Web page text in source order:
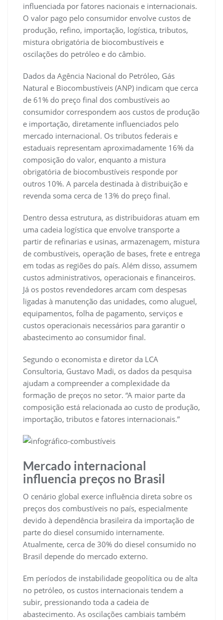
influenciada por fatores nacionais e internacionais.
O valor pago pelo consumidor envolve custos de
produção, refino, importação, logística, tributos,
mistura obrigatória de biocombustíveis e
oscilações do petróleo e do câmbio.
Dados da Agência Nacional do Petróleo, Gás
Natural e Biocombustíveis (ANP) indicam que cerca
de 61% do preço final dos combustíveis ao
consumidor correspondem aos custos de produção
e importação, diretamente influenciados pelo
mercado internacional. Os tributos federais e
estaduais representam aproximadamente 16% da
composição do valor, enquanto a mistura
obrigatória de biocombustíveis responde por
outros 10%. A parcela destinada à distribuição e
revenda soma cerca de 13% do preço final.
Dentro dessa estrutura, as distribuidoras atuam em
uma cadeia logística que envolve transporte a
partir de refinarias e usinas, armazenagem, mistura
de combustíveis, operação de bases, frete e entrega
em todas as regiões do país. Além disso, assumem
custos administrativos, operacionais e financeiros.
Já os postos revendedores arcam com despesas
ligadas à manutenção das unidades, como aluguel,
equipamentos, folha de pagamento, serviços e
custos operacionais necessários para garantir o
abastecimento ao consumidor final.
Segundo o economista e diretor da LCA
Consultoria, Gustavo Madi, os dados da pesquisa
ajudam a compreender a complexidade da
formação de preços no setor. “A maior parte da
composição está relacionada ao custo de produção,
importação, tributos e fatores internacionais.”
Mercado internacional
influencia preços no Brasil
O cenário global exerce influência direta sobre os
preços dos combustíveis no país, especialmente
devido à dependência brasileira da importação de
parte do diesel consumido internamente.
Atualmente, cerca de 30% do diesel consumido no
Brasil depende do mercado externo.
Em períodos de instabilidade geopolítica ou de alta
no petróleo, os custos internacionais tendem a
subir, pressionando toda a cadeia de
abastecimento. As oscilações cambiais também